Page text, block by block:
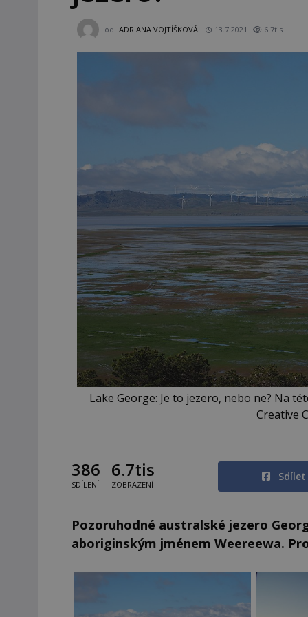
od ADRIANA VOJTÍŠKOVÁ 13.7.2021 6.7tis
Lake George: Je to jezero, nebo ne? Na
Creative
386
SDÍLENÍ
6.7tis
ZOBRAZENÍ
Pozoruhodné australské jezero
aboriginským jménem Weereewa.